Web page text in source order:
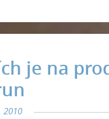
je na
2010